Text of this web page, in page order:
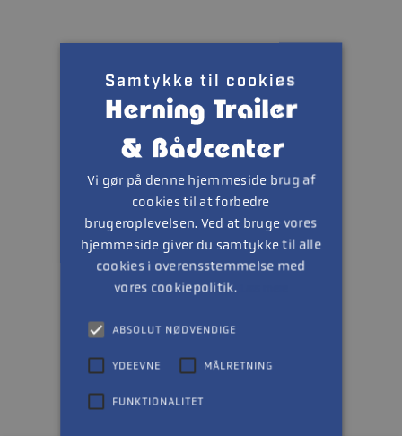
1
Samtykke til cookies
Vi gør på denne hjemmeside brug af
cookies til at forbedre
brugeroplevelsen. Ved at bruge vores
hjemmeside giver du samtykke til alle
cookies i overensstemmelse med
vores cookiepolitik.
ABSOLUT NØDVENDIGE
YDEEVNE MÅLRETNING
FUNKTIONALITET